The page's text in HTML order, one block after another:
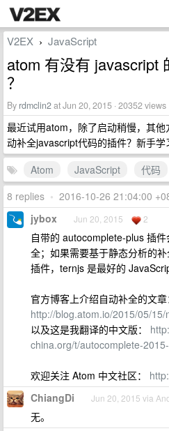
V2EX › JavaScript
atom 有没有 javascript
？
By rdmclin2at Jun 20, 2015 · 20352 views
最近试用atom，除了启动稍慢，其
动补全javascript代码的插件？新手学
Atom
JavaScript
代码
8 replies • 2016-10-26 21:04:00
jybox Jun 20, 2015 2
自带的 autocomplete-plus 插
全；如果需要基于静态分析的
插件，ternjs 是最好的
官方博客上介绍自动补全的文章
http://blog.atom.io/2015/05/
以及这是我翻译的中文版：
china.org/t/autocomplete-
欢迎关注 Atom 中文社区：
ChiangDi Jun 20, 2015 via
无。